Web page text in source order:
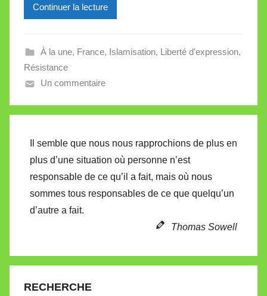
l
e
l
t
t
e
Continuer la lecture
À la une, France, Islamisation, Liberté d'expression,
Résistance
Un commentaire
Il semble que nous nous rapprochions de plus en
plus d’une situation où personne n’est
responsable de ce qu’il a fait, mais où nous
sommes tous responsables de ce que quelqu’un
d’autre a fait.
Thomas Sowell
RECHERCHE